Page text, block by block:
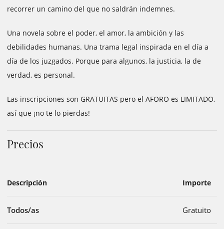
recorrer un camino del que no saldrán indemnes.
Una novela sobre el poder, el amor, la ambición y las
debilidades humanas. Una trama legal inspirada en el día a
día de los juzgados. Porque para algunos, la justicia, la de
verdad, es personal.
Las inscripciones son GRATUITAS pero el AFORO es LIMITADO,
así que ¡no te lo pierdas!
Precios
Descripción Importe
Todos/as Gratuito